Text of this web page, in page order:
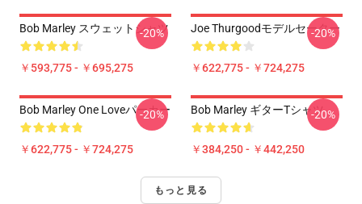
Bob Marley スウェットシャツ
￥593,775 - ￥695,275
-20% Joe Thurgoodモデルセーター
￥622,775 - ￥724,275
-20%
Bob Marley One Loveパーカー
￥622,775 - ￥724,275
-20% Bob Marley ギターTシャツ
￥384,250 - ￥442,250
-20%
もっと見る